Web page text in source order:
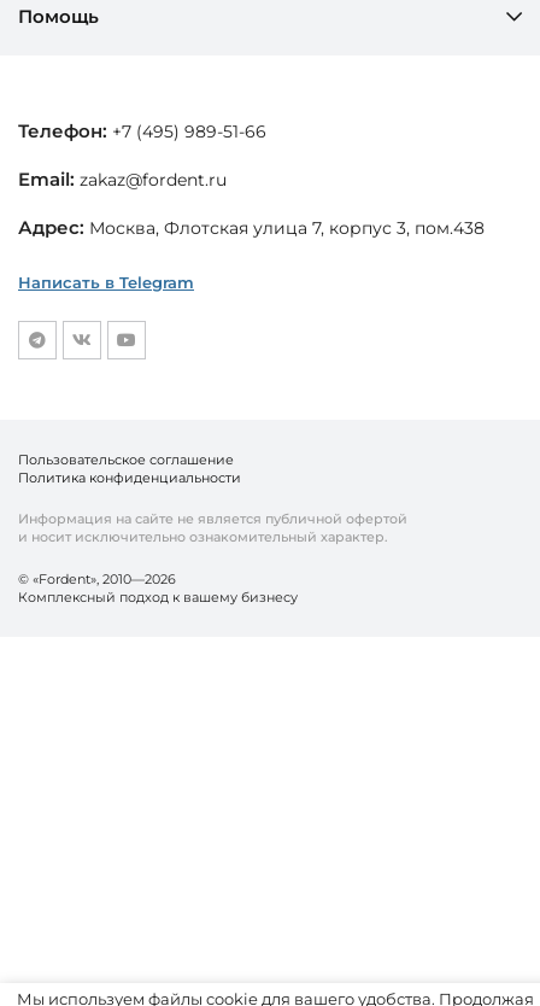
Помощь
Телефон: +7 (495) 989-51-66
Email: zakaz@fordent.ru
Адрес: Москва, Флотская улица 7, корпус 3, пом.438
Написать в Telegram
© «Fordent», 2010—2026
Комплексный подход к вашему бизнесу
Информация на сайте не является публичной офертой
и носит исключительно ознакомительный характер.
Пользовательское соглашение
Политика конфиденциальности
Мы используем файлы cookie для вашего удобства. Продолжая